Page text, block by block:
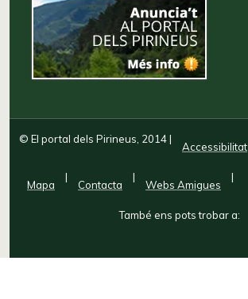
© El portal dels Pirineus, 2014|
Accessibilitat
Mapa
|
Contacta
|
Webs Amigues
|
També ens pots trobar a: